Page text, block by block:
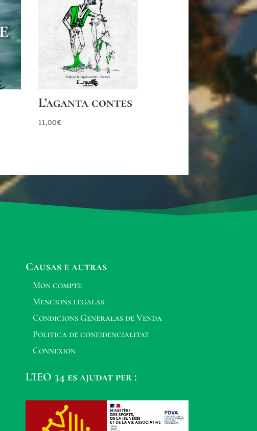
L’aganta contes
11,00€
Causas e autras
Mon compte
Mencions legalas
Condicions Generalas de Venda
Politica de confidencialitat
Connexion
L'IEO 34 es ajudat per :